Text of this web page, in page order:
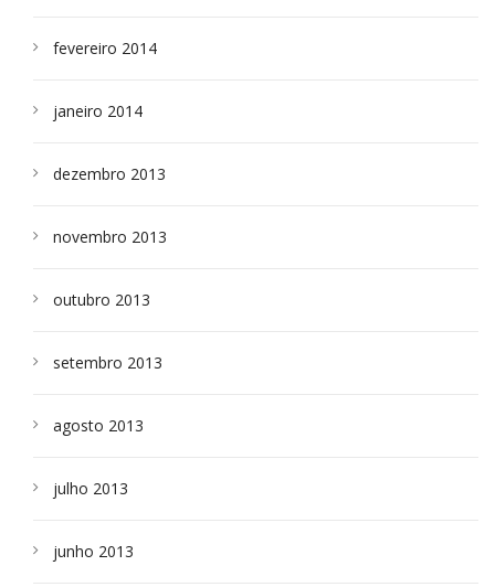
fevereiro 2014
janeiro 2014
dezembro 2013
novembro 2013
outubro 2013
setembro 2013
agosto 2013
julho 2013
junho 2013